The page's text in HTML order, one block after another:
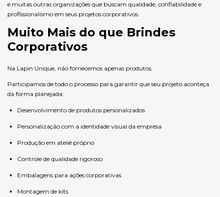
e muitas outras organizações que buscam qualidade, confiabilidade e
profissionalismo em seus projetos corporativos.
Muito Mais do que Brindes
Corporativos
Na Lapin Unique, não fornecemos apenas produtos.
Participamos de todo o processo para garantir que seu projeto aconteça
da forma planejada:
Desenvolvimento de produtos personalizados
Personalização com a identidade visual da empresa
Produção em ateliê próprio
Controle de qualidade rigoroso
Embalagens para ações corporativas
Montagem de kits